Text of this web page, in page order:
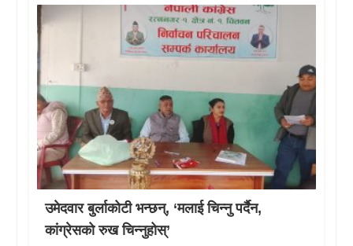
उमेदवार बुर्लाकोटी भन्छन्, ‘मलाई चिन्नु पर्दैन,
कांग्रेसको रुख चिन्नुहोस्’